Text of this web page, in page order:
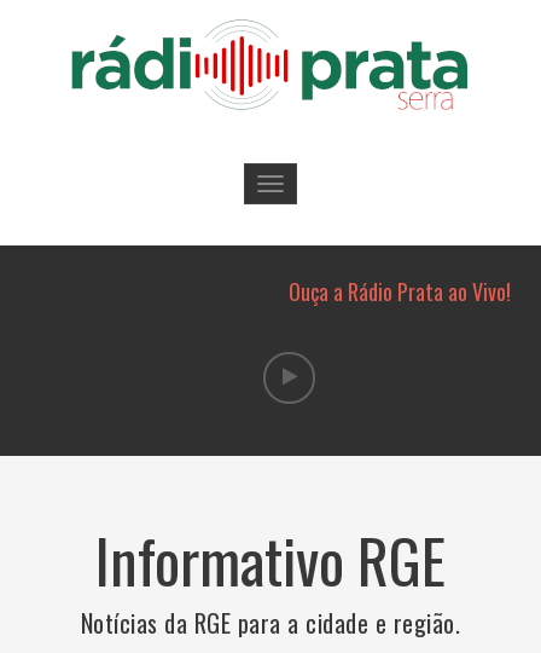
Toggle
navigation
Ouça a Rádio Prata ao Vivo!
Informativo RGE
Notícias da RGE para a cidade e região.